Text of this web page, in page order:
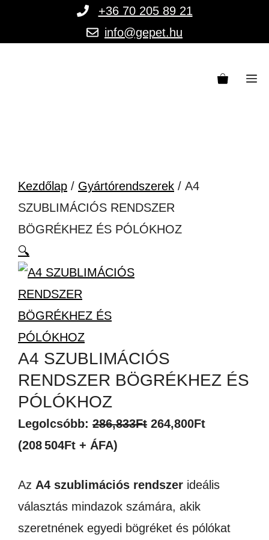
+36 70 205 89 21
info@gepet.hu
Kezdőlap / Gyártórendszerek / A4
SZUBLIMÁCIÓS RENDSZER
BÖGRÉKHEZ ÉS PÓLÓKHOZ
🔍
A4 SZUBLIMÁCIÓS
RENDSZER BÖGRÉKHEZ ÉS
PÓLÓKHOZ
Legolcsóbb: 286,833Ft Original
286,833Ft.
264,800FtCurrent
264,800Ft.
(208 504Ft + ÁFA)
Az A4 szublimációs rendszer ideális
választás mindazok számára, akik
szeretnének egyedi bögréket és pólókat